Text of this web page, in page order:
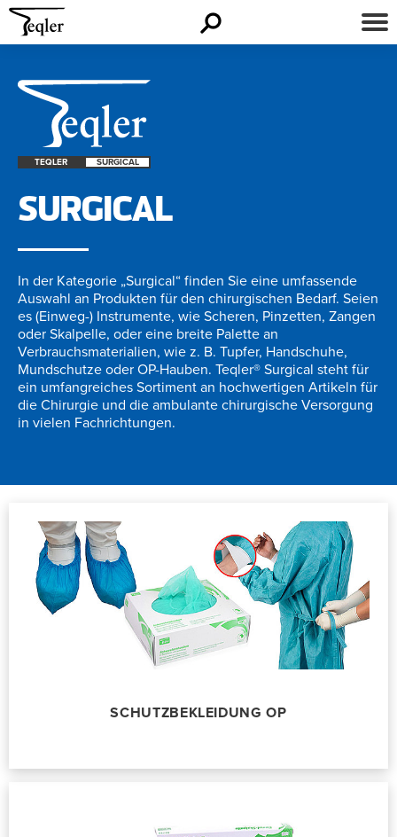
TEQLER SURGICAL
SURGICAL
In der Kategorie „Surgical“ finden Sie eine umfassende
Auswahl an Produkten für den chirurgischen Bedarf. Seien
es (Einweg-) Instrumente, wie Scheren, Pinzetten, Zangen
oder Skalpelle, oder eine breite Palette an
Verbrauchsmaterialien, wie z. B. Tupfer, Handschuhe,
Mundschutze oder OP-Hauben. Teqler® Surgical steht für
ein umfangreiches Sortiment an hochwertigen Artikeln für
die Chirurgie und die ambulante chirurgische Versorgung
in vielen Fachrichtungen.
SCHUTZBEKLEIDUNG OP